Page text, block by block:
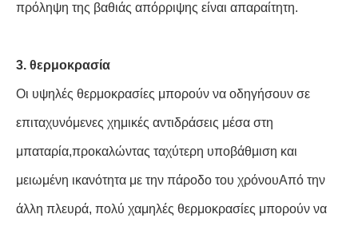
πρόληψη της βαθιάς απόρριψης είναι απαραίτητη.
3. θερμοκρασία
Οι υψηλές θερμοκρασίες μπορούν να οδηγήσουν σε
επιταχυνόμενες χημικές αντιδράσεις μέσα στη
μπαταρία,προκαλώντας ταχύτερη υποβάθμιση και
μειωμένη ικανότητα με την πάροδο του χρόνουΑπό την
άλλη πλευρά, πολύ χαμηλές θερμοκρασίες μπορούν να